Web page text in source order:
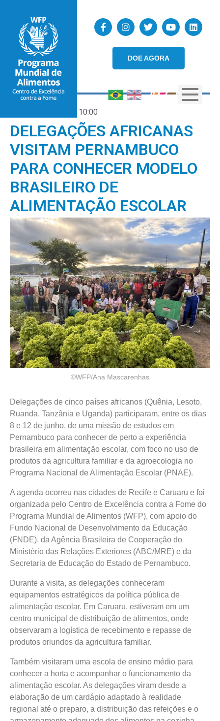
DOE AGORA
10:00
DELEGAÇÕES AFRICANAS
VISITAM PERNAMBUCO
PARA CONHECER MODELO
BRASILEIRO DE
ALIMENTAÇÃO ESCOLAR
©WFP/Ana Mascarenhas
Delegações de cinco países africanos (Quênia, Lesoto,
Ruanda, Tanzânia e Uganda) participaram, entre os dias
8 e 12 de junho, de uma missão de estudos em
Pernambuco para conhecer de perto a experiência
brasileira em alimentação escolar, com foco no uso de
produtos da agricultura familiar e da agroecologia no
Programa Nacional de Alimentação Escolar (PNAE).
A agenda ocorreu nas cidades de Recife e Caruaru e foi
organizada pelo Centro de Excelência contra a Fome do
Programa Mundial de Alimentos (WFP), com apoio do
Fundo Nacional de Desenvolvimento da Educação
(FNDE), da Agência Brasileira de Cooperação do
Ministério das Relações Exteriores (ABC/MRE) e da
Secretaria de Educação do Estado de Pernambuco.
Durante a visita, as delegações conheceram
equipamentos estratégicos da política pública de
alimentação escolar. Em Caruaru, estiveram em um
centro municipal de distribuição de alimentos, onde
observaram a logística de recebimento e repasse de
produtos oriundos da agricultura familiar.
Também visitaram uma escola de ensino médio para
conhecer a horta e acompanhar o funcionamento da
alimentação escolar. As delegações viram desde a
elaboração de um cardápio adaptado à realidade
regional até o preparo, a distribuição das refeições e o